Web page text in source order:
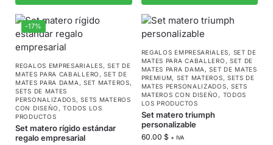
-17%
REGALOS EMPRESARIALES,SET DE
MATES PARA CABALLERO ,SET DE
MATES PARA DAMA , SET MATEROS,
SETS DE MATES
PERSONALIZADOS,SETS MATEROS
CON DISEÑO ,TODOS LOS
PRODUCTOS
Set matero rígido estándar
regalo empresarial
REGALOS EMPRESARIALES, SET DE
MATES PARA CABALLERO , SET DE
MATES PARA DAMA ,SET DE MATES
PREMIUM, SET MATEROS, SETS DE
MATES PERSONALIZADOS, SETS
MATEROS CON DISEÑO , TODOS
LOS PRODUCTOS
Set matero triumph
personalizable
60.00 $ + IVA